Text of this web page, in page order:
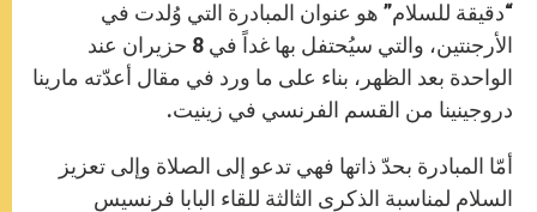
g
e
r
o
k
“دقيقة للسلام” هو عنوان المبادرة التي وُلدت في
الأرجنتين، والتي سيُحتفل بها غداً في 8 حزيران عند
الواحدة بعد الظهر، بناء على ما ورد في مقال أعدّته مارينا
دروجينينا من القسم الفرنسي في زينيت.
أمّا المبادرة بحدّ ذاتها فهي تدعو إلى الصلاة وإلى تعزيز
السلام لمناسبة الذكرى الثالثة للقاء البابا فرنسيس